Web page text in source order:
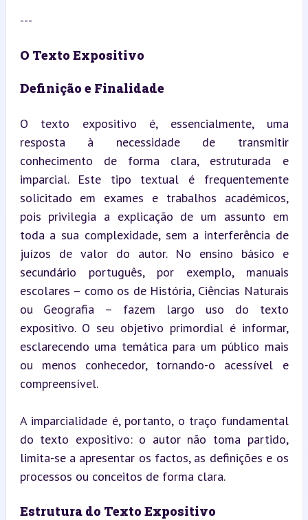
---
O Texto Expositivo
Definição e Finalidade
O texto expositivo é, essencialmente, uma
resposta à necessidade de transmitir
conhecimento de forma clara, estruturada e
imparcial. Este tipo textual é frequentemente
solicitado em exames e trabalhos académicos,
pois privilegia a explicação de um assunto em
toda a sua complexidade, sem a interferência de
juízos de valor do autor. No ensino básico e
secundário português, por exemplo, manuais
escolares – como os de História, Ciências Naturais
ou Geografia – fazem largo uso do texto
expositivo. O seu objetivo primordial é informar,
esclarecendo uma temática para um público mais
ou menos conhecedor, tornando-o acessível e
compreensível.
A imparcialidade é, portanto, o traço fundamental
do texto expositivo: o autor não toma partido,
limita-se a apresentar os factos, as definições e os
processos ou conceitos de forma clara.
Estrutura do Texto Expositivo